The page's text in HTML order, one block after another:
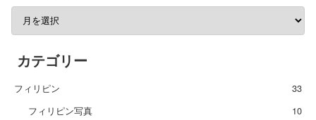
カテゴリー
フィリピン
33
フィリピン写真
10